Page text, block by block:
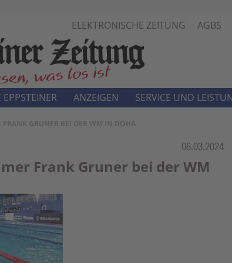
ELEKTRONISCHE ZEITUNG AGBS
FRANK GRUNER BEI DER WM IN DOHA
Rubrik:
06.03.2024
Frank Gruner bei der WM
EPPSTEINER ANZEIGEN SERVICE UND